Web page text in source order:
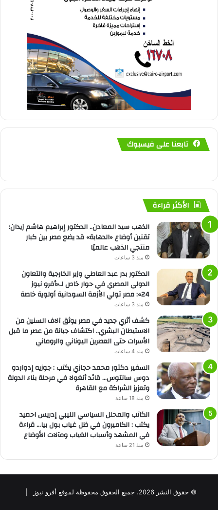
تابعنا على فيسبوك
الأكثر قراءة
الذهب سيد المعادن.. الدكتور إبراهيم هاشم زيدان:
تقنين أوضاع «الدهابة» قد يضع مصر بين كبار
منتجي الذهب عالميًا
منذ 3 ساعات
الدكتور بدر عبد العاطي وزير الخارجية والتعاون
الدولي المصري في حوار خاص لـ«أفرو نيوز
24»: مصر تولي الأزمة السودانية أولوية خاصة
منذ 3 ساعات
كشف أثري جديد في مصر يوثق آلاف السنين من
الاستيطان البشري.. اكتشاف جبانة من عصر ما قبل
الأسرات حتى العصرين اليوناني والروماني
منذ 4 ساعات
السفير دكتور محمد حجازي يكتب : جوزيه إدواردو
دوس سانتوس… قائد أنغولا في مرحلة بناء الدولة
وتعزيز الشراكة مع القاهرة
منذ 18 ساعة
الكاتب والمحلل السياسي الليبي إدريس احميد
يكتب : الكاميرون في ظل غياب بول بيا… قراءة
في المشهد وأسباب الغياب ومآلات الأوضاع
منذ 21 ساعة
© حقوق النشر 2026، جميع الحقوق محفوظة لموقع أفرو نيوز |